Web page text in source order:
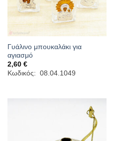
Γυάλινο μπουκαλάκι για
αγιασμό
2,60 €
Κωδικός: 08.04.1049